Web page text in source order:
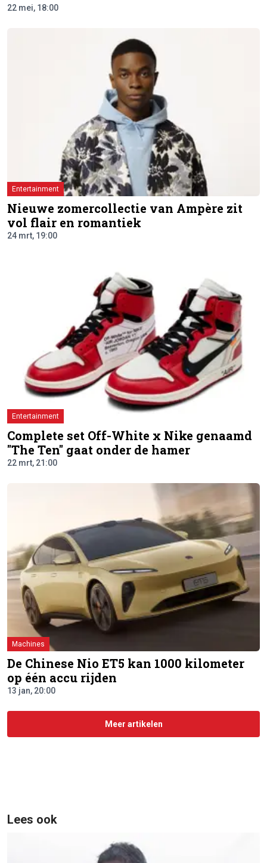
22 mei, 18:00
Entertainment
Nieuwe zomercollectie van Ampère zit
vol flair en romantiek
24 mrt, 19:00
Entertainment
Complete set Off-White x Nike genaamd
"The Ten" gaat onder de hamer
22 mrt, 21:00
Machines
De Chinese Nio ET5 kan 1000 kilometer
op één accu rijden
13 jan, 20:00
Meer artikelen
Lees ook